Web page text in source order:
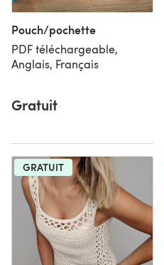
Pouch/pochette
PDF téléchargeable,
Anglais, Français
Gratuit
GRATUIT